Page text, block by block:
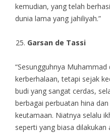
kemudian, yang telah
dunia lama yang jahiliyah.”
Garsan de Tassi
“Sesungguhnya
kerberhalaan, tetapi sejak
budi yang sangat cerdas,
berbagai perbuatan hina
keutamaan. Niatnya selalu
seperti yang biasa